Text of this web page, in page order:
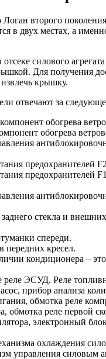
второго
в двух местах, а
силового агрегата
Для получения
крышку.
отвечают за
обогрева
обогрева
предохранителей
предохранителей
стекла и внешних
спереди.
передних кресел.
кондиционера –
реле ЭСУД. Реле
прибор анализа
обмотка реле
обмотка реле первой
электронный
охлаждения
управления силовым